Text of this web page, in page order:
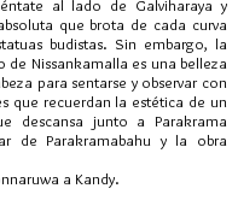
al lado de Galviharaya y
que brota de cada curva
budistas. Sin embargo, la
de Nissankamalla es una belleza
para sentarse y observar con
que recuerdan la estética de un
descansa junto a Parakrama
de Parakramabahu y la obra
a Kandy.